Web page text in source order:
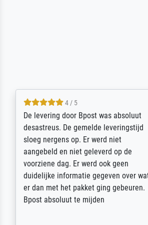
5 / 5
Sehr gute Qualität des Leinwanddrucks
und des Rahmens! Unser Bild wurde
sehr sorgfältig und sicher verpackt, so
dass es unbeschadet bei uns ankam. Es
wird nicht unser letzter Meisterdruck
sein. Vielen Dank!